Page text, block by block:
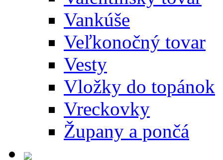
Vankúše
Veľkonočný tovar
Vesty
Vložky do topánok
Vreckovky
Župany a pončá